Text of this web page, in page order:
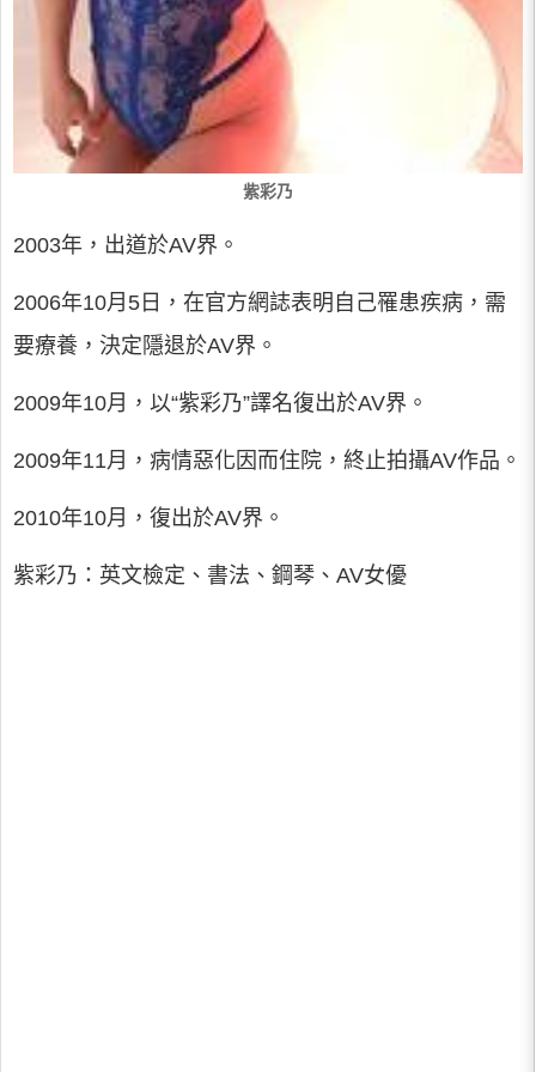
紫彩乃
2003年，出道於AV界。
2006年10月5日，在官方網誌表明自己罹患疾病，需
要療養，決定隱退於AV界。
2009年10月，以“紫彩乃”譯名復出於AV界。
2009年11月，病情惡化因而住院，終止拍攝AV作品。
2010年10月，復出於AV界。
紫彩乃：英文檢定、書法、鋼琴、AV女優